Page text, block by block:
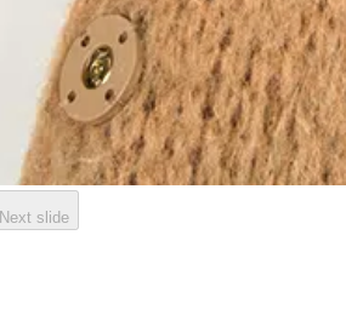
Next slide